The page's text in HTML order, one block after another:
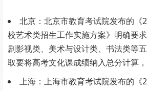
北京：北京市教育考试院发布的《
校艺术类招生工作实施方案》明确要
剧影视类、美术与设计类、书法类等
取要将高考文化课成绩纳入总分计算，
上海：上海市教育考试院发布的《